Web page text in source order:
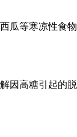
瓜等寒凉性食
因高糖引起的脱